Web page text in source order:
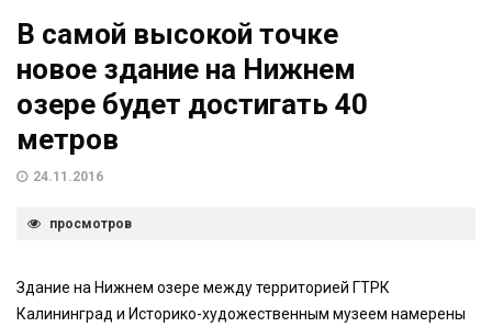
В самой высокой точке
новое здание на Нижнем
озере будет достигать 40
метров
24.11.2016
просмотров
Здание на Нижнем озере между территорией ГТРК
Калининград и Историко-художественным музеем намерены